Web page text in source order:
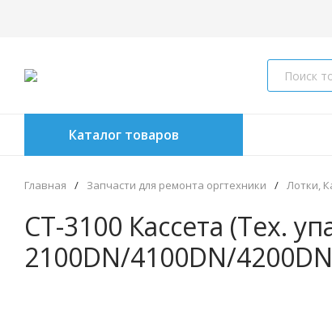
Каталог товаров
Главная / Запчасти для ремонта оргтехники / Лотки,
CT-3100 Кассета (Тех.
2100DN/4100DN/